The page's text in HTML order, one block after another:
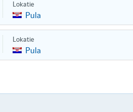
Lokatie
Pula
Lokatie
Pula